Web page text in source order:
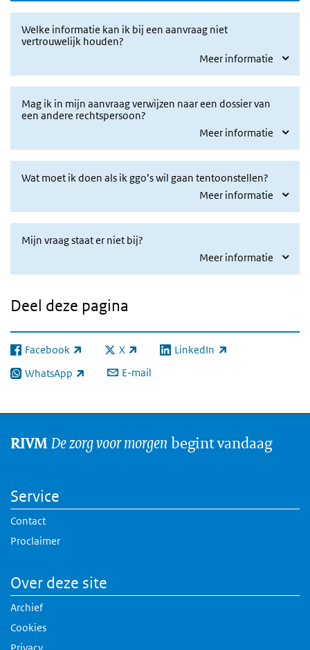
Welke informatie kan ik bij een aanvraag niet
vertrouwelijk houden?
Meer informatie
Mag ik in mijn aanvraag verwijzen naar een dossier van
een andere rechtspersoon?
Meer informatie
Wat moet ik doen als ik ggo’s wil gaan tentoonstellen?
Meer informatie
Mijn vraag staat er niet bij?
Meer informatie
Deel deze pagina
Facebook
(externe link) X
(externe link) LinkedIn
(externe link)
WhatsApp
(externe link) E-mail
RIVMDe zorg voor morgen begint vandaag
Service
Contact
Proclaimer
Over deze site
Archief
Cookies